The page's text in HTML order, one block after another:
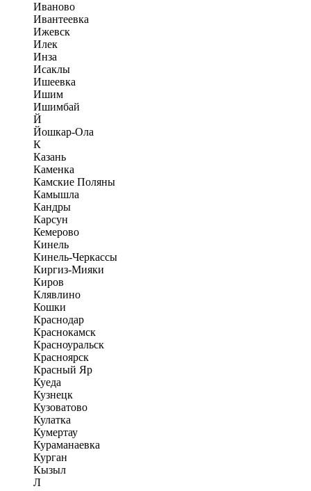
Иваново
Ивантеевка
Ижевск
Илек
Инза
Исаклы
Ишеевка
Ишим
Ишимбай
Й
Йошкар-Ола
К
Казань
Каменка
Камские Поляны
Камышла
Кандры
Карсун
Кемерово
Кинель
Кинель-Черкассы
Киргиз-Мияки
Киров
Клявлино
Кошки
Краснодар
Краснокамск
Красноуральск
Красноярск
Красный Яр
Куеда
Кузнецк
Кузоватово
Кулатка
Кумертау
Кураманаевка
Курган
Кызыл
Л